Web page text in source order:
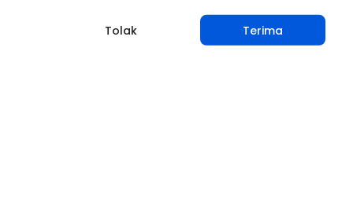
Tolak Terima